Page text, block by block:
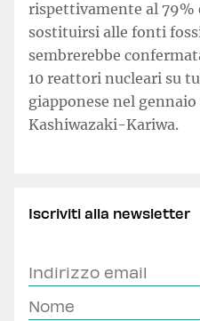
rispettivamente al 79%
sostituirsi alle fonti
sembrerebbe
10 reattori nucleari su
giapponese nel
Kashiwazaki-Kariwa.
Iscriviti alla newsletter